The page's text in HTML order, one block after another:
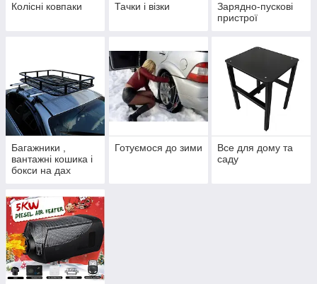
Колісні ковпаки Тачки і візки
Зарядно-пускові
пристрої
Багажники ,
вантажні кошика і
бокси на дах
Готуємося до зими
Все для дому та
саду